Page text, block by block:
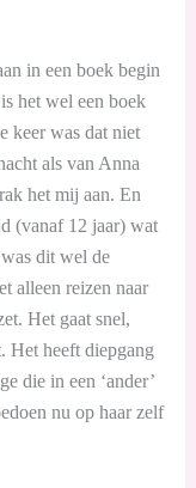
in een boek begin
het wel een boek
keer was dat niet
als van Anna
het mij aan. En
(vanaf 12 jaar) wat
dit wel de
alleen reizen naar
Het gaat snel,
Het heeft diepgang
die in een ‘ander’
nu op haar zelf